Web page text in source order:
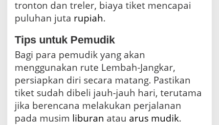
tronton dan treler, biaya tiket mencapai
puluhan juta rupiah.
Tips untuk Pemudik
Bagi para pemudik yang akan
menggunakan rute Lembah-Jangkar,
persiapkan diri secara matang. Pastikan
tiket sudah dibeli jauh-jauh hari, terutama
jika berencana melakukan perjalanan
pada musim liburan atau arus mudik.